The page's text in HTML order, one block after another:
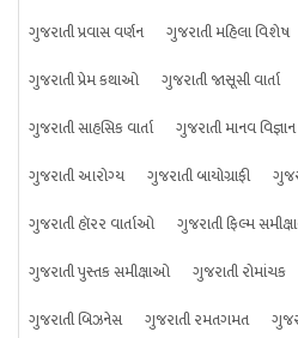
ગુજરાતી પ્રવાસ વર્ણન
ગુજરાતી મહિલા વિશેષ
ગુજરાતી પ્રેમ કથાઓ
ગુજરાતી જાસૂસી વાર્તા
ગુજરાતી સાહસિક વાર્તા
ગુજરાતી માનવ વિજ્ઞાન
ગુજરાતી આરોગ્ય
ગુજરાતી બાયોગ્રાફી
ગુજરાતી હૉરર વાર્તાઓ
ગુજરાતી ફિલ્મ
ગુજરાતી પુસ્તક સમીક્ષાઓ
ગુજરાતી રોમાંચક
ગુજરાતી બિઝનેસ
ગુજરાતી રમતગમત